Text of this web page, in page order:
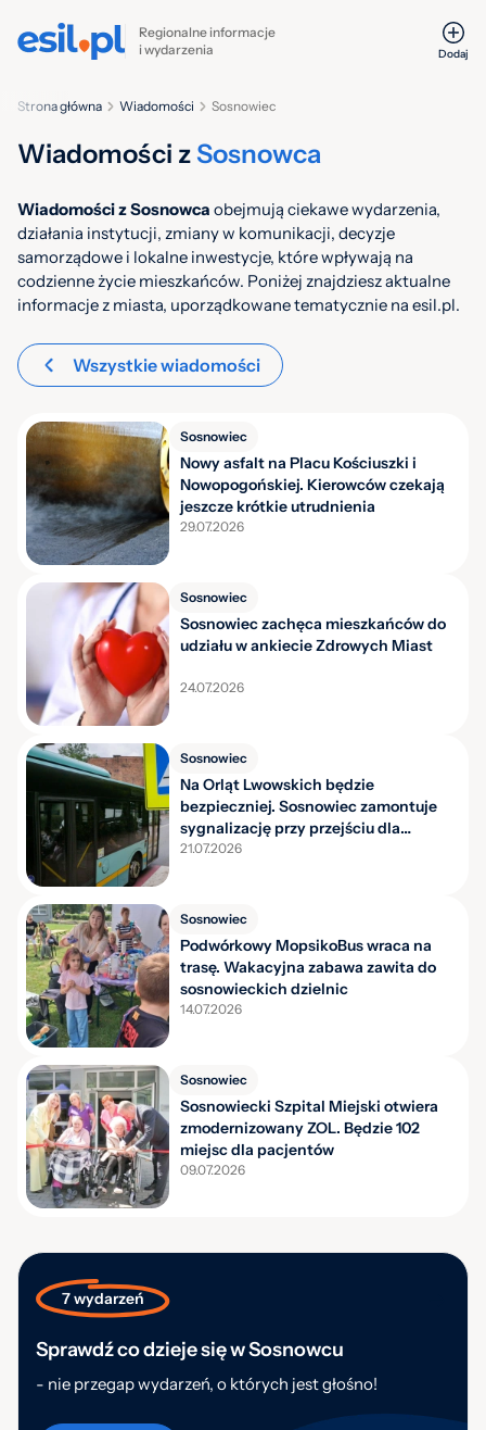
Regionalne informacje
i wydarzenia
Dodaj
Sosnowiec
Wiadomości
Strona główna
Wiadomości zSosnowca
Wiadomości z Sosnowca obejmują ciekawe wydarzenia,
działania instytucji, zmiany w komunikacji, decyzje
samorządowe i lokalne inwestycje, które wpływają na
codzienne życie mieszkańców. Poniżej znajdziesz aktualne
informacje z miasta, uporządkowane tematycznie na esil.pl.
Wszystkie wiadomości
Sosnowiec
Nowy asfalt na Placu Kościuszki i
Nowopogońskiej. Kierowców czekają
jeszcze krótkie utrudnienia
29.07.2026
Sosnowiec
Sosnowiec zachęca mieszkańców do
udziału w ankiecie Zdrowych Miast
24.07.2026
Sosnowiec
Na Orląt Lwowskich będzie
bezpieczniej. Sosnowiec zamontuje
sygnalizację przy przejściu dla
pieszych
21.07.2026
Sosnowiec
Podwórkowy MopsikoBus wraca na
trasę. Wakacyjna zabawa zawita do
sosnowieckich dzielnic
14.07.2026
Sosnowiec
Sosnowiecki Szpital Miejski otwiera
zmodernizowany ZOL. Będzie 102
miejsc dla pacjentów
09.07.2026
7 wydarzeń
Sprawdź co dzieje się w Sosnowcu
- nie przegap wydarzeń, o których jest głośno!